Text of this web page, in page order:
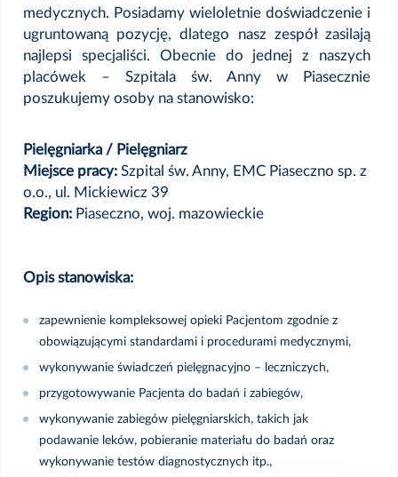
medycznych. Posiadamy wieloletnie doświadczenie i
ugruntowaną pozycję, dlatego nasz zespół zasilają
najlepsi specjaliści. Obecnie do jednej z naszych
placówek – Szpitala św. Anny w Piasecznie
poszukujemy osoby na stanowisko:
Pielęgniarka / Pielęgniarz
Miejsce pracy: Szpital św. Anny, EMC Piaseczno sp. z
o.o., ul. Mickiewicz 39
Region: Piaseczno, woj. mazowieckie
Opis stanowiska:
zapewnienie kompleksowej opieki Pacjentom zgodnie z
obowiązującymi standardami i procedurami medycznymi,
wykonywanie świadczeń pielęgnacyjno – leczniczych,
przygotowywanie Pacjenta do badań i zabiegów,
wykonywanie zabiegów pielęgniarskich, takich jak
podawanie leków, pobieranie materiału do badań oraz
wykonywanie testów diagnostycznych itp.,